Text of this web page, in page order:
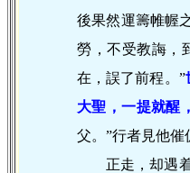
後果然運籌帷幄
勞，不受教誨，
在，誤了前程。”
大聖，一提就醒
父。”行者見他
正走，却遇